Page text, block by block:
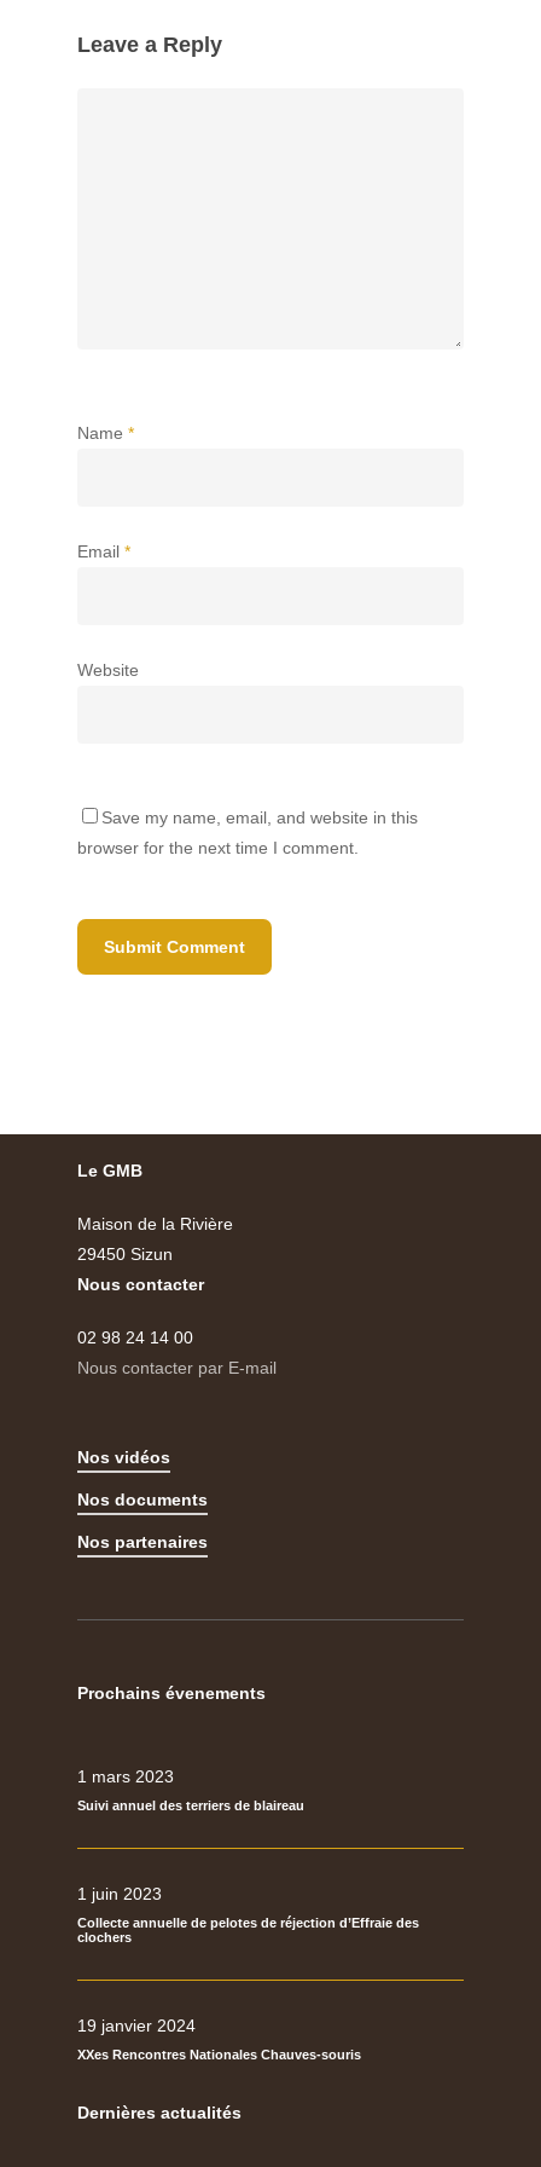
Leave a Reply
Name *
Email *
Website
Save my name, email, and website in this
browser for the next time I comment.
Le GMB
Maison de la Rivière
29450 Sizun
Nous contacter
02 98 24 14 00
Nous contacter par E-mail
Nos vidéos
Nos documents
Nos partenaires
Prochains évenements
1 mars 2023
Suivi annuel des terriers de blaireau
1 juin 2023
Collecte annuelle de pelotes de réjection d’Effraie des
clochers
19 janvier 2024
XXes Rencontres Nationales Chauves-souris
Dernières actualités